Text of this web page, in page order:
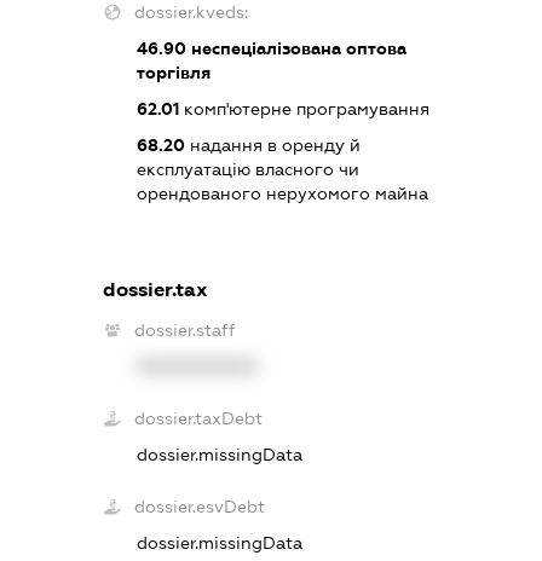
dossier.kveds:
46.90неспеціалізована оптова
торгівля
62.01комп'ютерне програмування
68.20надання в оренду й
експлуатацію власного чи
орендованого нерухомого майна
dossier.tax
dossier.staff
dossier.taxDebt
dossier.missingData
dossier.esvDebt
dossier.missingData